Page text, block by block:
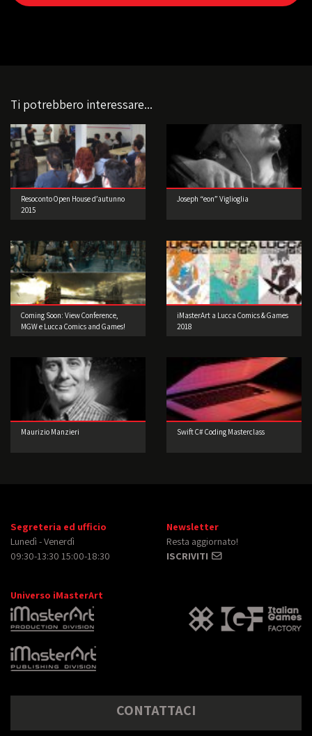
Ti potrebbero interessare...
Resoconto Open House d’autunno
2015
Joseph “eon” Viglioglia
Coming Soon: View Conference,
MGW e Lucca Comics and Games!
iMasterArt a Lucca Comics & Games
2018
Maurizio Manzieri Swift C# Coding Masterclass
Segreteria ed ufficio
Lunedì - Venerdì
09:30-13:30 15:00-18:30
Newsletter
Resta aggiornato!
ISCRIVITI
Universo iMasterArt
CONTATTACI